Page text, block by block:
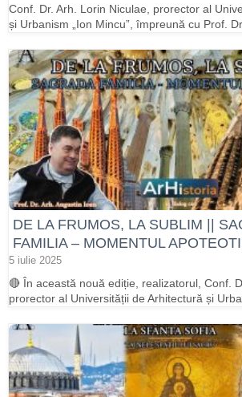
Conf. Dr. Arh. Lorin Niculae, prorector al
și Urbanism „Ion Mincu”, împreună cu Prof.
DE LA FRUMOS, LA SUBLIM ||
FAMILIA – MOMENTUL
5 iulie 2025
🔴 În această nouă ediție, realizatorul, Conf.
prorector al Universității de Arhitectură și